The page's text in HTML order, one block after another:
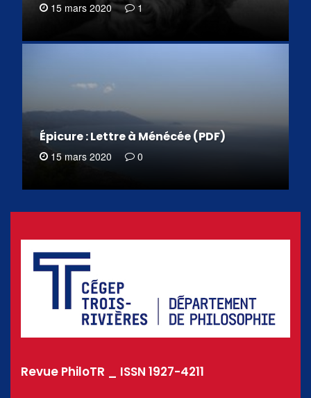
15 mars 2020 1
Épicure : Lettre à Ménécée (PDF)
15 mars 2020 0
Revue PhiloTR _ ISSN 1927-4211